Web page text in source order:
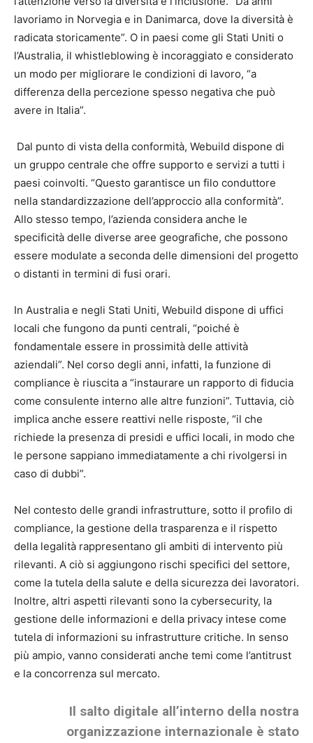
lavoriamo in Norvegia e in Danimarca, dove la diversità è
radicata storicamente”. O in paesi come gli Stati Uniti o
l’Australia, il whistleblowing è incoraggiato e considerato
un modo per migliorare le condizioni di lavoro, “a
differenza della percezione spesso negativa che può
avere in Italia”.
Dal punto di vista della conformità, Webuild dispone di
un gruppo centrale che offre supporto e servizi a tutti i
paesi coinvolti. “Questo garantisce un filo conduttore
nella standardizzazione dell’approccio alla conformità”.
Allo stesso tempo, l’azienda considera anche le
specificità delle diverse aree geografiche, che possono
essere modulate a seconda delle dimensioni del progetto
o distanti in termini di fusi orari.
In Australia e negli Stati Uniti, Webuild dispone di uffici
locali che fungono da punti centrali, “poiché è
fondamentale essere in prossimità delle attività
aziendali”. Nel corso degli anni, infatti, la funzione di
compliance è riuscita a “instaurare un rapporto di fiducia
come consulente interno alle altre funzioni”. Tuttavia, ciò
implica anche essere reattivi nelle risposte, “il che
richiede la presenza di presidi e uffici locali, in modo che
le persone sappiano immediatamente a chi rivolgersi in
caso di dubbi”.
Nel contesto delle grandi infrastrutture, sotto il profilo di
compliance, la gestione della trasparenza e il rispetto
della legalità rappresentano gli ambiti di intervento più
rilevanti. A ciò si aggiungono rischi specifici del settore,
come la tutela della salute e della sicurezza dei lavoratori.
Inoltre, altri aspetti rilevanti sono la cybersecurity, la
gestione delle informazioni e della privacy intese come
tutela di informazioni su infrastrutture critiche. In senso
più ampio, vanno considerati anche temi come l’antitrust
e la concorrenza sul mercato.
Il salto digitale all’interno della nostra
organizzazione internazionale è stato